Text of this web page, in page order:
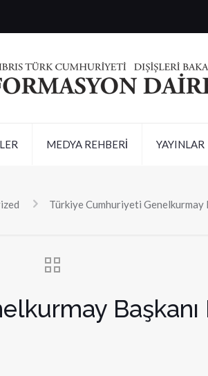
MEDYA REHBERİ YAYINLAR
Türkiye Cumhuriyeti Genelkurmay
Başkanı